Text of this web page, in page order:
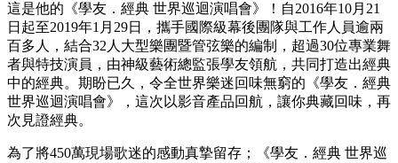
這是他的《學友．經典 世界巡迴演唱會》！自2016年10月21
日起至2019年1月29日，攜手國際級幕後團隊與工作人員逾兩
百多人，結合32人大型樂團暨管弦樂的編制，超過30位專業舞
者與特技演員，由神級藝術總監張學友領航，共同打造出經典
中的經典。期盼已久，令全世界樂迷回味無窮的《學友．經典
世界巡迴演唱會》，這次以影音產品回航，讓你典藏回味，再
次見證經典。
為了將450萬現場歌迷的感動真摯留存；《學友．經典 世界巡